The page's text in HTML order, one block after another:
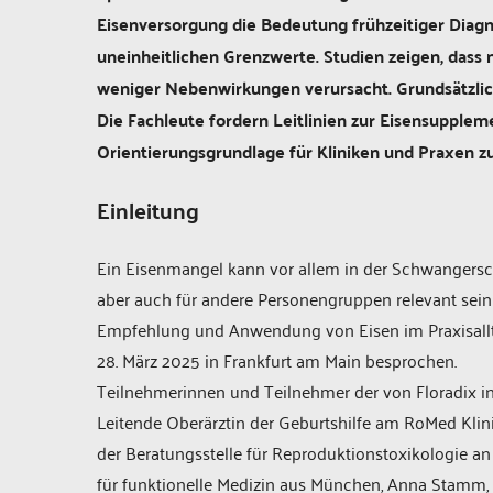
Eisenversorgung die Bedeutung frühzeitiger
uneinheitlichen Grenzwerte. Studien zeigen,
weniger Nebenwirkungen verursacht.
Die Fachleute fordern Leitlinien zur
Orientierungsgrundlage für Kliniken und Praxen
Einleitung
Ein Eisenmangel kann vor allem in der
aber auch für andere Personengruppen relevant
Empfehlung und Anwendung von Eisen im
28. März 2025 in Frankfurt am Main besprochen.
Teilnehmerinnen und Teilnehmer der von Floradix
Leitende Oberärztin der Geburtshilfe am RoMed
der Beratungsstelle für Reproduktions­toxikologie
für funktionelle Medizin aus München, Anna